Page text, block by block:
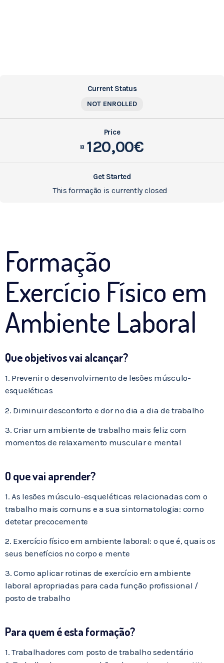
Current Status
NOT ENROLLED
Price
¤ 120,00€
Get Started
This formação is currently closed
Formação
Exercício Físico em
Ambiente Laboral
Que objetivos vai alcançar?
1. Prevenir o desenvolvimento de lesões músculo-
esqueléticas
2. Diminuir desconforto e dor no dia a dia de trabalho
3. Criar um ambiente de trabalho mais feliz com
momentos de relaxamento muscular e mental
O que vai aprender?
1. As lesões músculo-esqueléticas relacionadas com o
trabalho mais comuns e a sua sintomatologia: como
detetar precocemente
2. Exercício físico em ambiente laboral: o que é, quais os
seus benefícios no corpo e mente
3. Como aplicar rotinas de exercício em ambiente
laboral apropriadas para cada função profissional /
posto de trabalho
Para quem é esta formação?
1. Trabalhadores com posto de trabalho sedentário